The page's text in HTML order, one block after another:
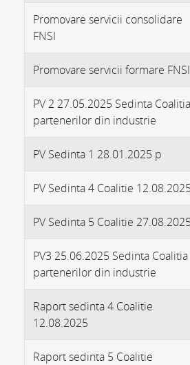
Promovare servicii consolidare
FNSI
Promovare servicii formare FNSI
PV 2 27.05.2025 Sedinta Coalitia
partenerilor din industrie
PV Sedinta 1 28.01.2025 p
PV Sedinta 4 Coalitie
PV Sedinta 5 Coalitie
PV3 25.06.2025 Sedinta Coalitia
partenerilor din industrie
Raport sedinta 4 Coalitie
12.08.2025
Raport sedinta 5 Coalitie